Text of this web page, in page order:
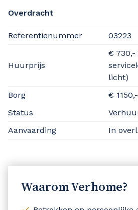
Overdracht
Referentienummer 03223
Huurprijs
€ 730,-
licht)
Borg
€ 1150,-
Status
Aanvaarding
In
Waarom Verhome?